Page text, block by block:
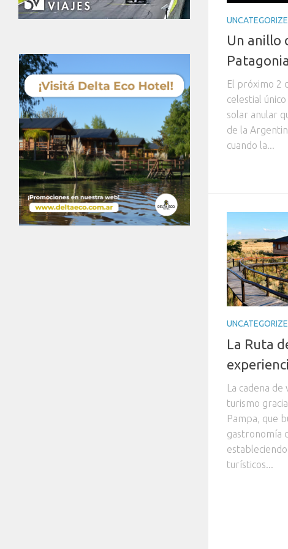
Un anillo
Patagonia
El próximo 2
celestial
solar anular
de la
cuando la...
La Ruta
La cadena de
turismo
Pampa, que
gastronomía
turísticos...